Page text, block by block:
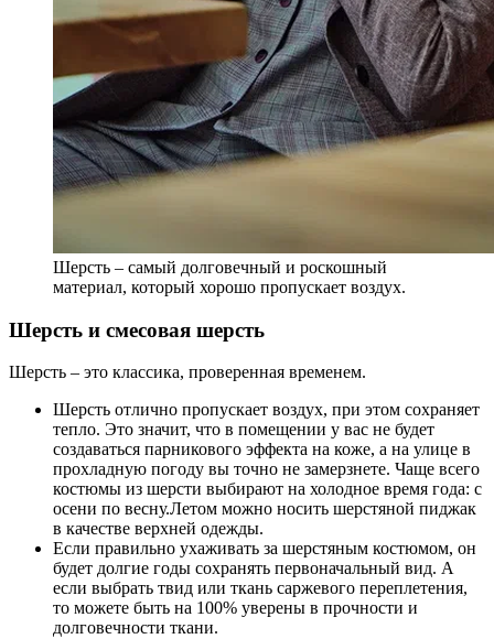
Шерсть – самый долговечный и роскошный
материал, который хорошо пропускает воздух.
Шерсть и смесовая шерсть
Шерсть – это классика, проверенная временем.
Шерсть отлично пропускает воздух, при этом сохраняет
тепло. Это значит, что в помещении у вас не будет
создаваться парникового эффекта на коже, а на улице в
прохладную погоду вы точно не замерзнете. Чаще всего
костюмы из шерсти выбирают на холодное время года: с
осени по весну.Летом можно носить шерстяной пиджак
в качестве верхней одежды.
Если правильно ухаживать за шерстяным костюмом, он
будет долгие годы сохранять первоначальный вид. А
если выбрать твид или ткань саржевого переплетения,
то можете быть на 100% уверены в прочности и
долговечности ткани.